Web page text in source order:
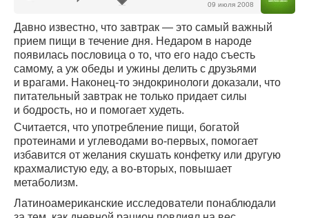
09 июля 2008
Давно известно, что завтрак — это самый важный
прием пищи в течение дня. Недаром в народе
появилась пословица о то, что его надо съесть
самому, а уж обеды и ужины делить с друзьями
и врагами. Наконец-то эндокринологи доказали, что
питательный завтрак не только придает силы
и бодрость, но и помогает худеть.
Считается, что употребление пищи, богатой
протеинами и углеводами во-первых, помогает
избавится от желания скушать конфетку или другую
крахмалистую еду, а во-вторых, повышает
метаболизм.
Латиноамериканские исследователи понаблюдали